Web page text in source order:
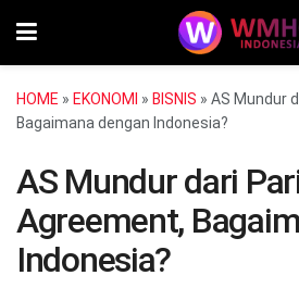
HOME » EKONOMI » BISNIS » AS Mundur
Bagaimana dengan Indonesia?
AS Mundur dari
Agreement,
Indonesia?